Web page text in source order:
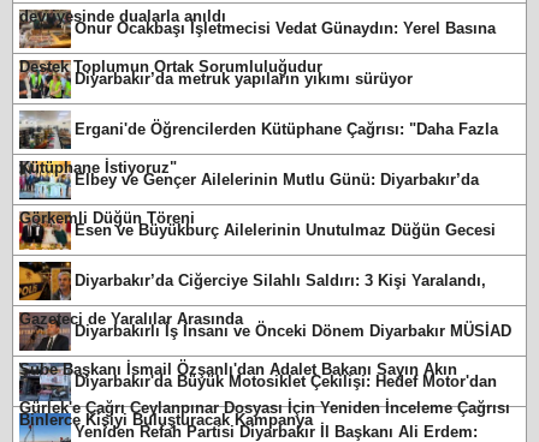
devriyesinde dualarla anıldı
Onur Ocakbaşı İşletmecisi Vedat Günaydın: Yerel Basına
Destek Toplumun Ortak Sorumluluğudur
Diyarbakır’da metruk yapıların yıkımı sürüyor
Ergani'de Öğrencilerden Kütüphane Çağrısı: "Daha Fazla
Kütüphane İstiyoruz"
Elbey ve Gençer Ailelerinin Mutlu Günü: Diyarbakır’da
Görkemli Düğün Töreni
Esen ve Büyükburç Ailelerinin Unutulmaz Düğün Gecesi
Diyarbakır’da Ciğerciye Silahlı Saldırı: 3 Kişi Yaralandı,
Gazeteci de Yaralılar Arasında
Diyarbakırlı İş İnsanı ve Önceki Dönem Diyarbakır MÜSİAD
Şube Başkanı İsmail Özşanlı'dan Adalet Bakanı Sayın Akın
Gürlek'e Çağrı Ceylanpınar Dosyası İçin Yeniden İnceleme Çağrısı
Diyarbakır'da Büyük Motosiklet Çekilişi: Hedef Motor'dan
Binlerce Kişiyi Buluşturacak Kampanya
Yeniden Refah Partisi Diyarbakır İl Başkanı Ali Erdem: